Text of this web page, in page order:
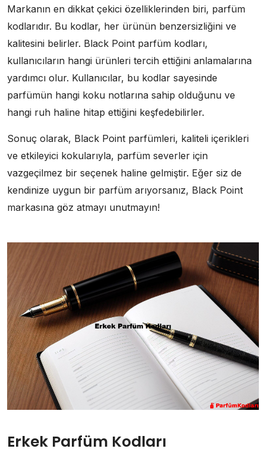
Markanın en dikkat çekici özelliklerinden biri, parfüm
kodlarıdır. Bu kodlar, her ürünün benzersizliğini ve
kalitesini belirler. Black Point parfüm kodları,
kullanıcıların hangi ürünleri tercih ettiğini anlamalarına
yardımcı olur. Kullanıcılar, bu kodlar sayesinde
parfümün hangi koku notlarına sahip olduğunu ve
hangi ruh haline hitap ettiğini keşfedebilirler.
Sonuç olarak, Black Point parfümleri, kaliteli içerikleri
ve etkileyici kokularıyla, parfüm severler için
vazgeçilmez bir seçenek haline gelmiştir. Eğer siz de
kendinize uygun bir parfüm arıyorsanız, Black Point
markasına göz atmayı unutmayın!
Erkek Parfüm Kodları